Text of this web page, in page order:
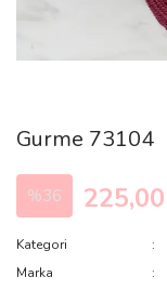
Gurme 73104
%36
Kategori
Marka